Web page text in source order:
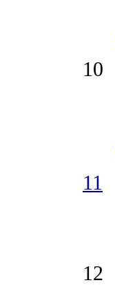
10
11
12